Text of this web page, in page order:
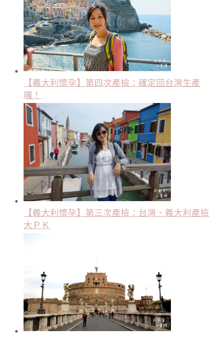
【義大利懷孕】第四次產檢：確定回台灣生產
囉！
【義大利懷孕】第三次產檢：台灣、義大利產檢
大ＰＫ